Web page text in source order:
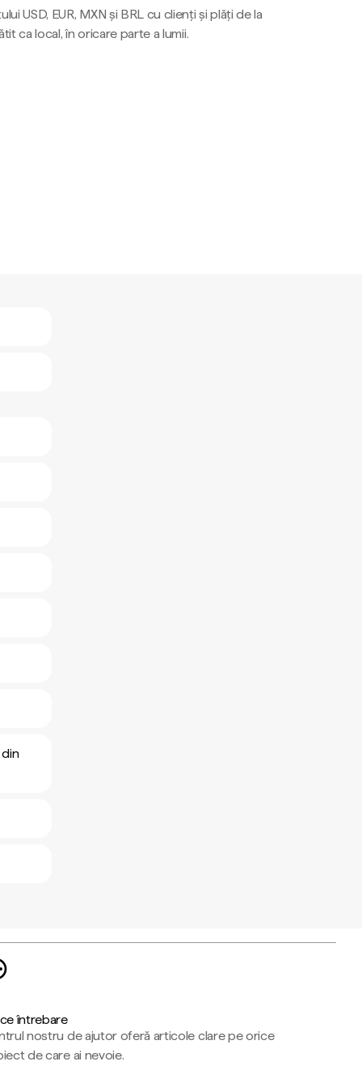
USD, EUR, MXN și BRL cu clienți și plăți de la
ca local, în oricare parte a lumii.
din
întrebare
nostru de ajutor oferă articole clare pe orice
de care ai nevoie.